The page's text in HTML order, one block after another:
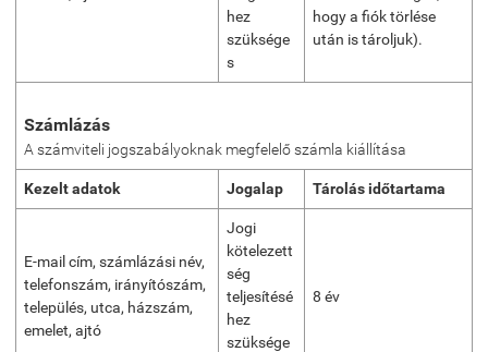
hez
szüksége
s
hogy a fiók törlése
után is tároljuk).
Számlázás
A számviteli jogszabályoknak megfelelő számla kiállítása
Kezelt adatok Jogalap Tárolás időtartama
E-mail cím, számlázási név,
telefonszám, irányítószám,
település, utca, házszám,
emelet, ajtó
Jogi
kötelezett
ség
teljesítésé
hez
szüksége
8 év